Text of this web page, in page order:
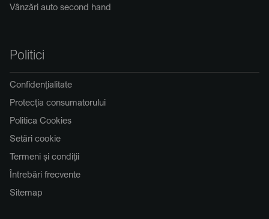
Vânzări auto second hand
Politici
Confidențialitate
Protecția consumatorului
Politica Cookies
Setări cookie
Termeni și condiții
Întrebări frecvente
Sitemap